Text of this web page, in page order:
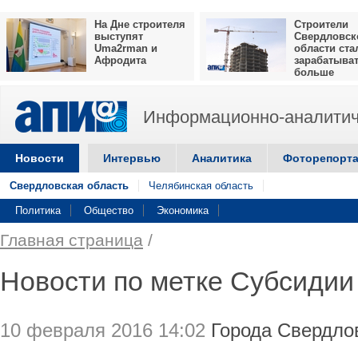
На Дне строителя
выступят
Uma2rman и
Афродита
Строители
области
больше
Информационно-
Новости Интервью Аналитика
Свердловская область Челябинская область
Политика Общество Экономика
Главная страница /
Новости по метке Субсидии
10 февраля 2016 14:02 Города